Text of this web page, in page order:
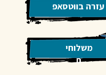
עזרה בווטסאפ
משלוחי
ם